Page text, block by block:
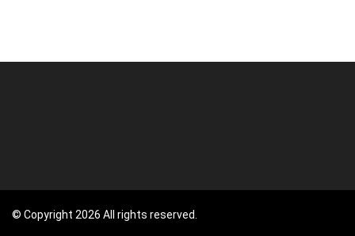
© Copyright 2026 All rights reserved.